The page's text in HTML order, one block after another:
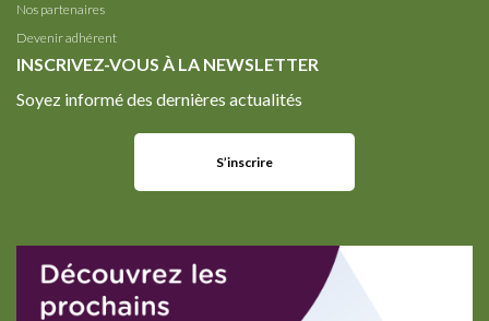
Nos partenaires
Devenir adhérent
INSCRIVEZ-VOUS À LA NEWSLETTER
Soyez informé des dernières actualités
S’inscrire